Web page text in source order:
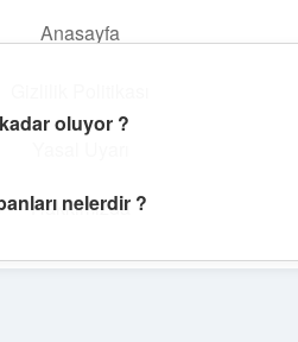
Anasayfa
Hakkımızda
Rehberi
huzurlu bir yolculuk!
oluyor ?
nelerdir ?